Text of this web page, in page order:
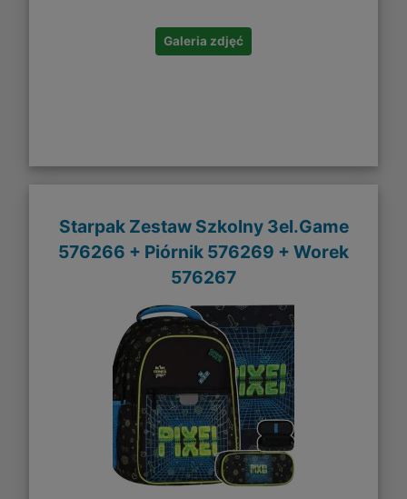
Galeria zdjęć
Starpak Zestaw Szkolny 3el.Game
576266 + Piórnik 576269 + Worek
576267